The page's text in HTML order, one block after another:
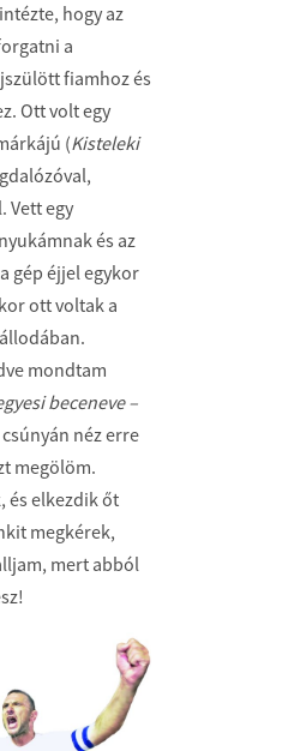
hogy az
a
fiamhoz és
Ott volt egy
(Kisteleki
Vett egy
és az
gép éjjel egykor
ott voltak a
mondtam
beceneve –
néz erre
megölöm.
és elkezdik őt
megkérek,
mert abból